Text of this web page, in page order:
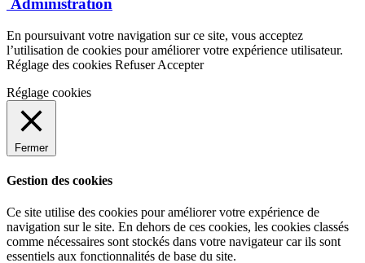
Administration
En poursuivant votre navigation sur ce site, vous acceptez
l’utilisation de cookies pour améliorer votre expérience utilisateur.
Réglage des cookies Refuser Accepter
Réglage cookies
Fermer
Gestion des cookies
Ce site utilise des cookies pour améliorer votre expérience de
navigation sur le site. En dehors de ces cookies, les cookies classés
comme nécessaires sont stockés dans votre navigateur car ils sont
essentiels aux fonctionnalités de base du site.